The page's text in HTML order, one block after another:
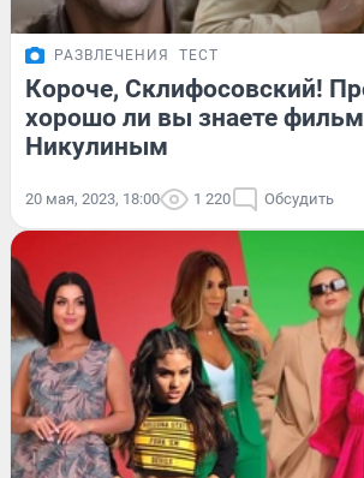
РАЗВЛЕЧЕНИЯ ТЕСТ
Короче, Склифосовский!
хорошо ли вы знаете
Никулиным
20 мая, 2023, 18:00 1 220 Обсудить